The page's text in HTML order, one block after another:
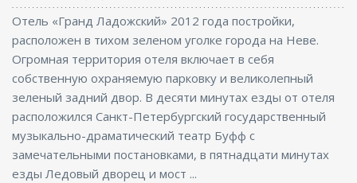
Отель «Гранд Ладожский» 2012 года постройки,
расположен в тихом зеленом уголке города на Неве.
Огромная территория отеля включает в себя
собственную охраняемую парковку и великолепный
зеленый задний двор. В десяти минутах езды от отеля
расположился Санкт-Петербургский государственный
музыкально-драматический театр Буфф с
замечательными постановками, в пятнадцати минутах
езды Ледовый дворец и мост ...